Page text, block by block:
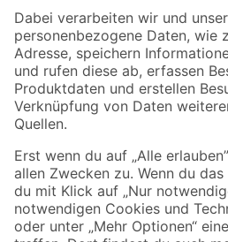
Zahlungsarten
Sicher einkaufen
Jetzt die toom-App herunterladen